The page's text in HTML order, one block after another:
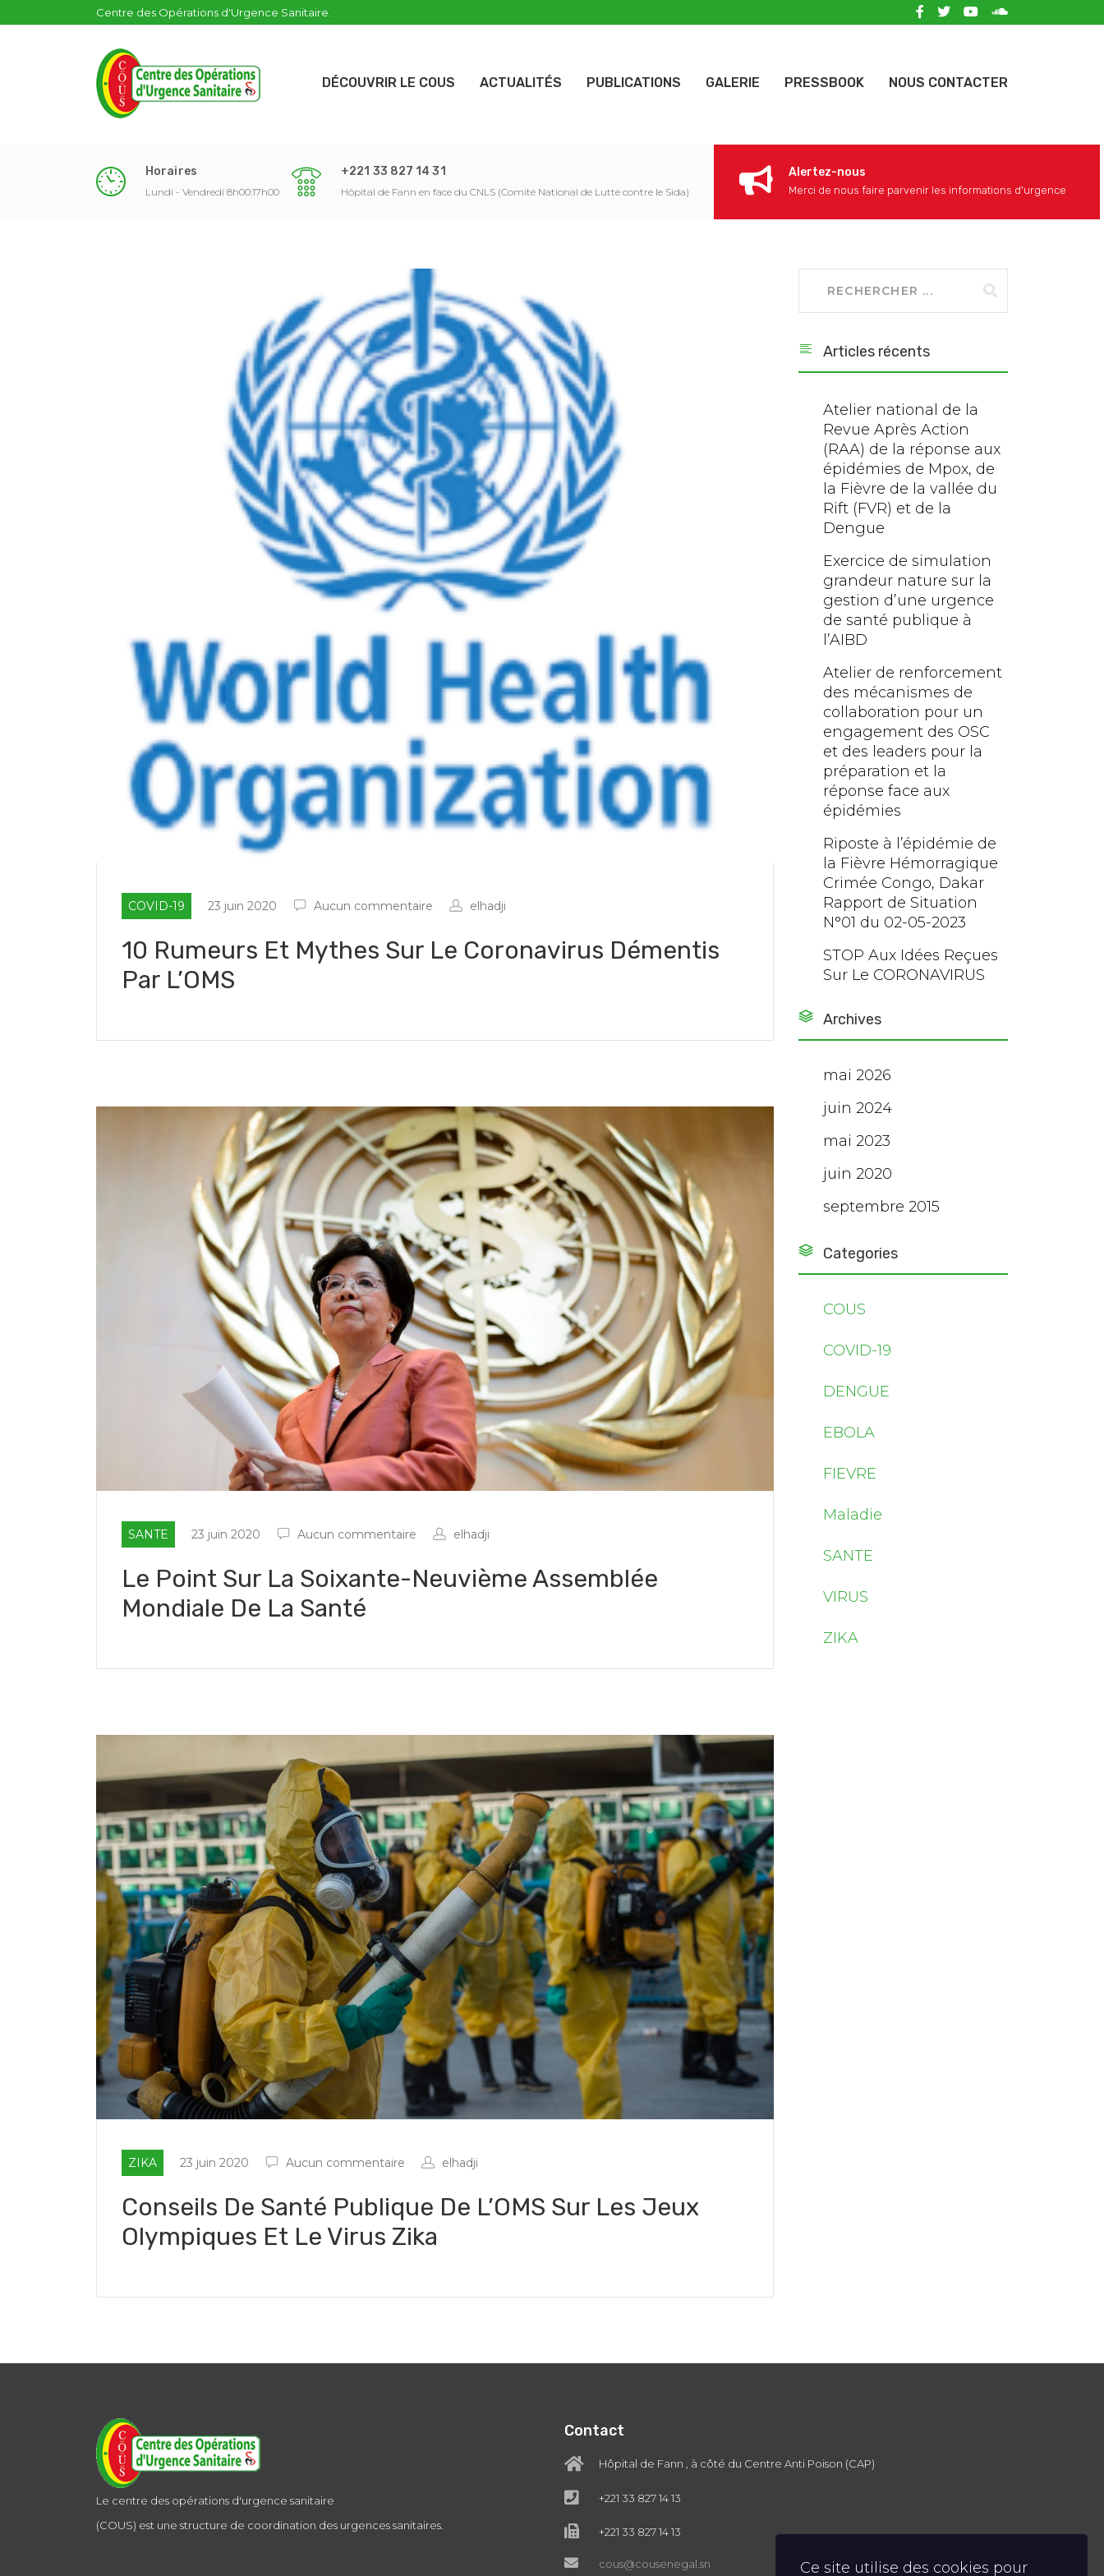
Centre des Opérations d'Urgence Sanitaire.
DÉCOUVRIR LE COUS ACTUALITÉS PUBLICATIONS GALERIE PRESSBOOK NOUS CONTACTER
Horaires
Lundi - Vendredi 8h00:17h00
+221 33 827 14 31
Hôpital de Fann en face du CNLS (Comité National de Lutte contre le Sida)
Alertez-nous
Merci de nous faire parvenir les informations d'urgence
COVID-19 23 juin 2020 Aucun commentaire elhadji
10 Rumeurs Et Mythes Sur Le Coronavirus Démentis
Par L’OMS
SANTE 23 juin 2020 Aucun commentaire elhadji
Le Point Sur La Soixante-Neuvième Assemblée
Mondiale De La Santé
ZIKA 23 juin 2020 Aucun commentaire elhadji
Conseils De Santé Publique De L’OMS Sur Les Jeux
Olympiques Et Le Virus Zika
Articles récents
Atelier national de la
Revue Après Action
(RAA) de la réponse aux
épidémies de Mpox, de
la Fièvre de la vallée du
Rift (FVR) et de la
Dengue
Exercice de simulation
grandeur nature sur la
gestion d’une urgence
de santé publique à
l’AIBD
Atelier de renforcement
des mécanismes de
collaboration pour un
engagement des OSC
et des leaders pour la
préparation et la
réponse face aux
épidémies
Riposte à l’épidémie de
la Fièvre Hémorragique
Crimée Congo, Dakar
Rapport de Situation
N°01 du 02-05-2023
STOP Aux Idées Reçues
Sur Le CORONAVIRUS
Archives
mai 2026
juin 2024
mai 2023
juin 2020
septembre 2015
Categories
COUS
COVID-19
DENGUE
EBOLA
FIEVRE
Maladie
SANTE
VIRUS
ZIKA
Le centre des opérations d'urgence sanitaire
(COUS) est une structure de coordination des urgences sanitaires.
Contact
Hôpital de Fann , à côté du Centre Anti Poison (CAP)
+221 33 827 14 13
+221 33 827 14 13
cous@cousenegal.sn Ce site utilise des cookies pour